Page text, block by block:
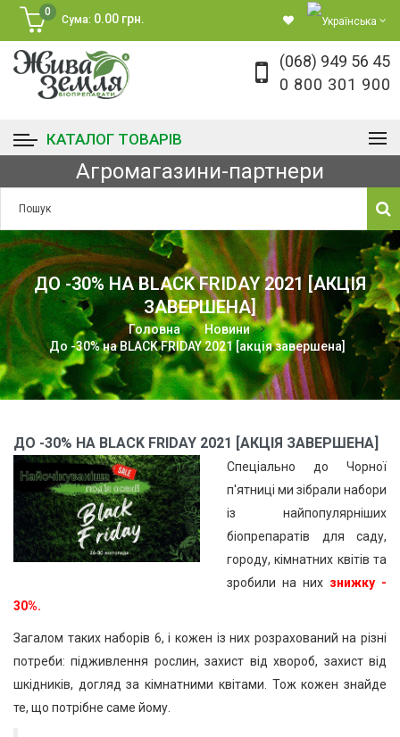
0
Сума: 0.00 грн.
(068) 949 56 45
0 800 301 900
КАТАЛОГ ТОВАРІВ
Агромагазини-партнери
ДО -30% НА BLACK FRIDAY 2021 [АКЦІЯ
ЗАВЕРШЕНА]
Головна
Новини
До -30% на BLACK FRIDAY 2021 [акція завершена]
ДО -30% НА BLACK FRIDAY 2021 [АКЦІЯ ЗАВЕРШЕНА]
Спеціально до Чорної
п'ятниці ми зібрали набори
із найпопулярніших
біопрепаратів для саду,
городу, кімнатних квітів та
зробили на них знижку -
30%.
Загалом таких наборів 6, і кожен із них розрахований на різні
потреби: підживлення рослин, захист від хвороб, захист від
шкідників, догляд за кімнатними квітами. Тож кожен знайде
те, що потрібне саме йому.